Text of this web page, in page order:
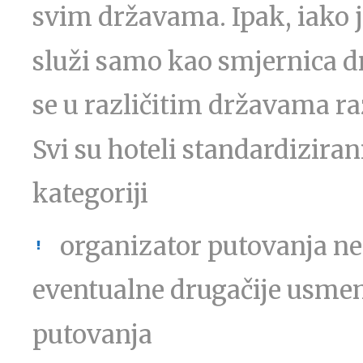
svim državama. Ipak, iako
služi samo kao smjernica
se u različitim državama
Svi su hoteli
kategoriji
organizator putovanja
eventualne drugačije
putovanja